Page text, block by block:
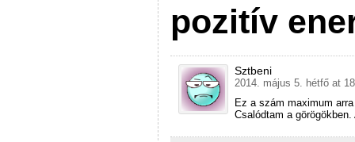
pozitív
Sztbeni
2014. május 5. hétfő at
Ez a szám maximum
Csalódtam a